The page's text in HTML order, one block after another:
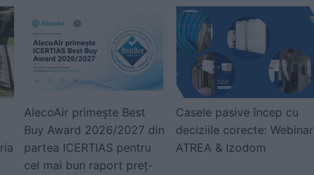
AlecoAir primește Best
Buy Award 2026/2027 din
partea ICERTIAS pentru
cel mai bun raport preț-
Casele pasive încep cu
deciziile corecte: Webinar
ATREA & Izodom